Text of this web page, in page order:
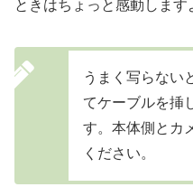
ときはちょっと感動します
うまく写らない
てケーブルを挿
す。本体側とカ
ください。